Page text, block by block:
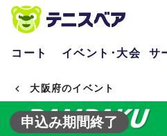
コート イベント･大会 サ
大阪府のイベント
申込み期間終了